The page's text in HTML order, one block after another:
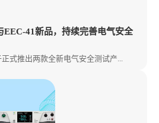
EEC-41新品，持续完善电气安全
式推出两款全新电气安全测试产...